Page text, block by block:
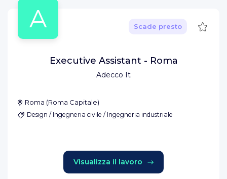
A
Adecco It
Scade presto Salva
Executive Assistant - Roma
Roma (Roma Capitale)
Design / Ingegneria civile / Ingegneria industriale
Visualizza il lavoro